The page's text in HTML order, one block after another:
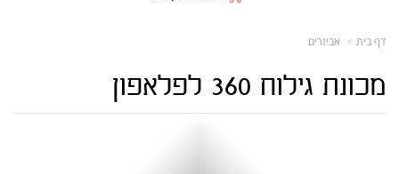
דף בית אביזרים
מכונת גילוח 360 לפלאפון